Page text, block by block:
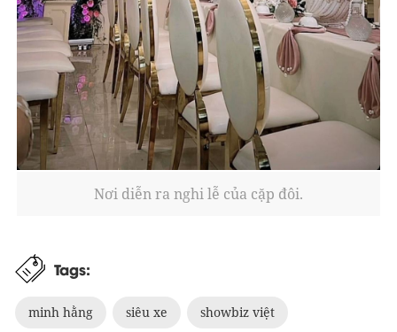
Nơi diễn ra nghi lễ của cặp đôi.
Tags:
minh hằng siêu xe showbiz việt